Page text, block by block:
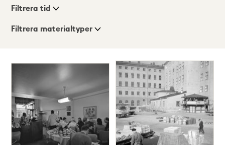
Visningsläge
Filtrera tid
Filtrera materialtyper
117träffar